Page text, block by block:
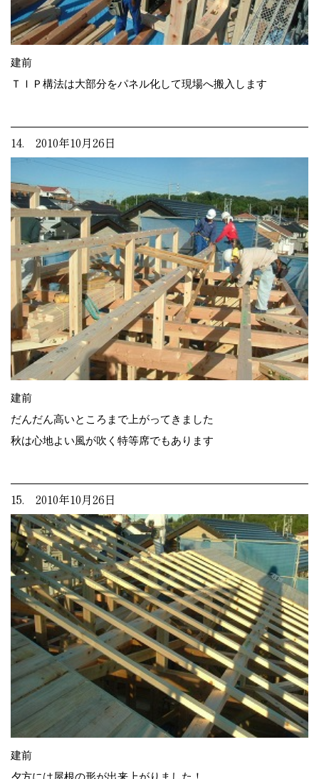
建前
ＴＩＰ構法は大部分をパネル化して現場へ搬入します
14. 2010年10月26日
建前
だんだん高いところまで上がってきました
秋は心地よい風が吹く特等席でもあります
15. 2010年10月26日
建前
夕方には屋根の形が出来上がりました！